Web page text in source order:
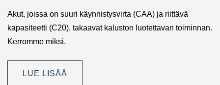
Akut, joissa on suuri käynnistysvirta (CAA) ja riittävä
kapasiteetti (C20), takaavat kaluston luotettavan toiminnan.
Kerromme miksi.
LUE LISÄÄ